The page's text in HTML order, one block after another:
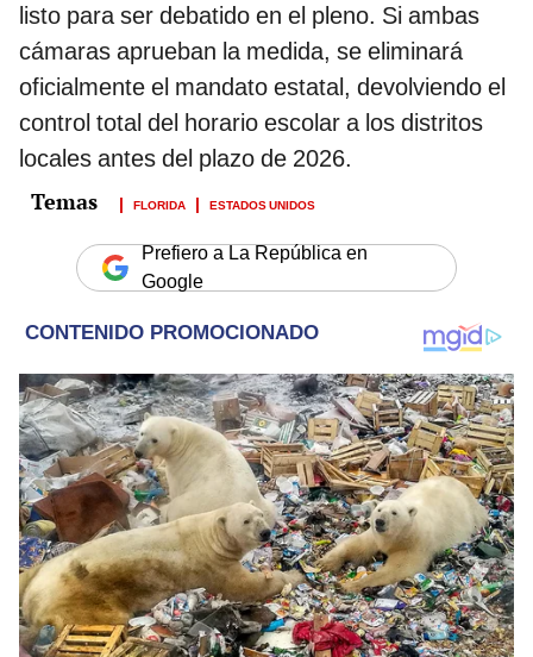
listo para ser debatido en el pleno. Si ambas
cámaras aprueban la medida, se eliminará
oficialmente el mandato estatal, devolviendo el
control total del horario escolar a los distritos
locales antes del plazo de 2026.
FLORIDA ESTADOS UNIDOS
Prefiero a La República en
Google